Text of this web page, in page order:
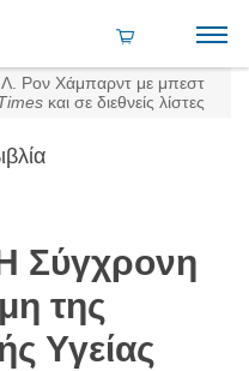
Λ. Ρον Χάμπαρντ με μπεστ
και σε διεθνείς λίστες
Σύγχρονη
της
Υγείας